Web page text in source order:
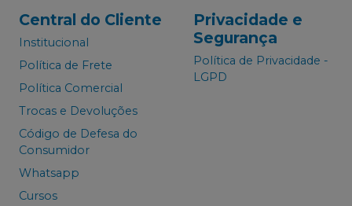
Central do Cliente
Institucional
Política de Frete
Política Comercial
Trocas e Devoluções
Código de Defesa do
Consumidor
Whatsapp
Cursos
Privacidade e
Segurança
Política de Privacidade -
LGPD